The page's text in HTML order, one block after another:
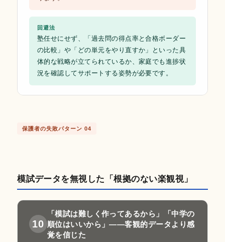
回避法
塾任せにせず、「過去問の得点率と合格ボーダー
の比較」や「どの単元をやり直すか」といった具
体的な戦略が立てられているか、家庭でも進捗状
況を確認してサポートする姿勢が必要です。
保護者の失敗パターン 04
模試データを無視した「根拠のない楽観視」
10
「模試は難しく作ってあるから」「中学の
順位はいいから」——客観的データより感
覚を信じた